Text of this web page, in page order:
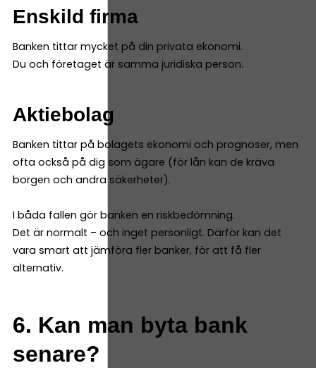
Enskild firma
Banken tittar mycket på din privata ekonomi.
Du och företaget är samma juridiska person.
Aktiebolag
Banken tittar på bolagets ekonomi och prognoser, men
ofta också på dig som ägare (för lån kan de kräva
borgen och andra säkerheter).
I båda fallen gör banken en riskbedömning.
Det är normalt – och inget personligt. Därför kan det
vara smart att jämföra fler banker, för att få fler
alternativ.
6. Kan man byta bank
senare?